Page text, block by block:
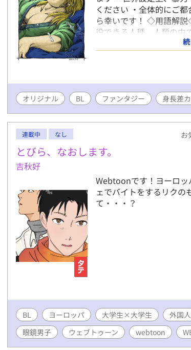
ください ・全体的にご
ら幸いです！ ◇用語解
役できる人種。人類の中
る。 〈ヴォイド〉･･･
ルナンに下等種として
〈霊樹精（アムルー）〉
ている。 癒し
精〉のみであると云われ
ンが、精霊同士を掛け合
方法がある。
オリジナル BL ファンタジー 身長差
連載中 なし お
とびら、なおします。
吉秋好
Webtoonです！ヨーロッ
ェでバイトをするリクの
て・・・？
BL ヨーロッパ 大学生×大学生 外国人
眼鏡男子
ウェブトゥーン webtoon